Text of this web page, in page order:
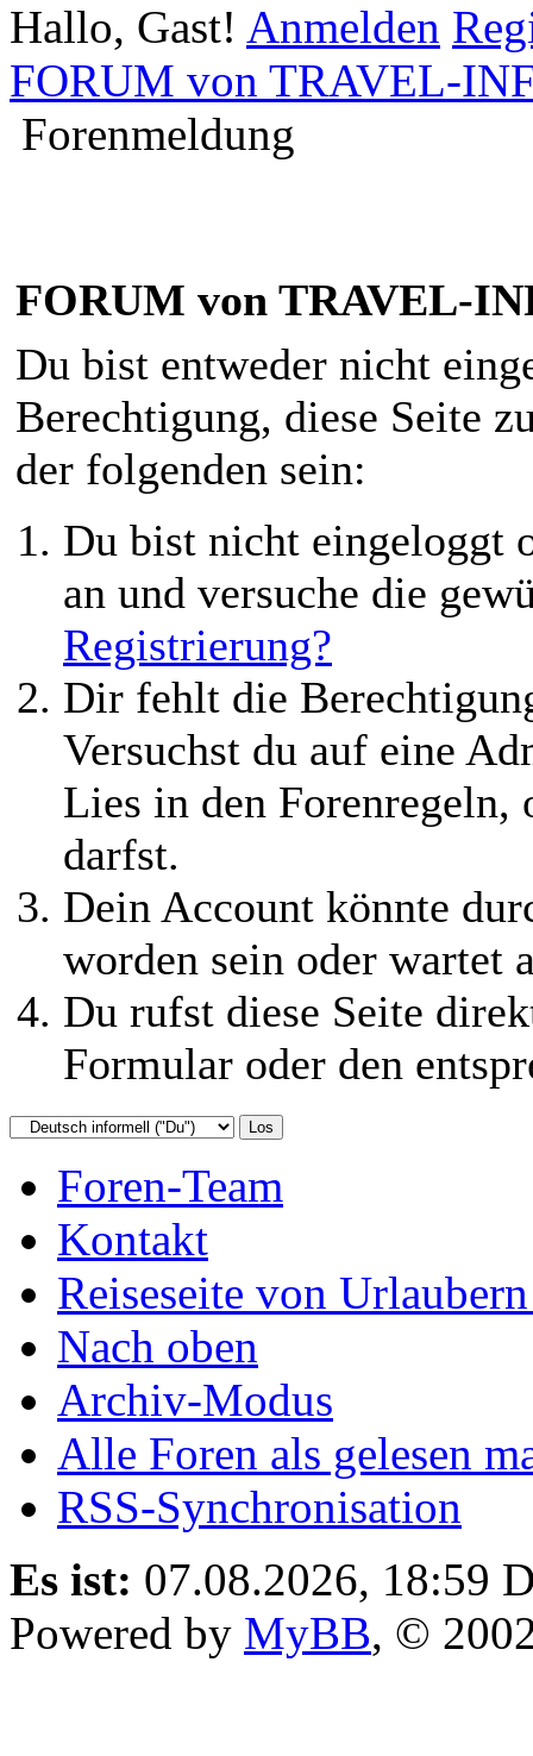
Hallo, Gast! Anmelden
FORUM von TRAVEL-
Forenmeldung
FORUM von TRAVEL-
Du bist entweder nicht
Berechtigung, diese Seite
der folgenden sein:
Du bist nicht eingeloggt
an und versuche die
Registrierung?
Dir fehlt die
Versuchst du auf eine
Lies in den Forenregeln,
darfst.
Dein Account könnte
worden sein oder wartet
Du rufst diese Seite
Formular oder den
Foren-Team
Kontakt
Reiseseite von
Nach oben
Archiv-Modus
Alle Foren als gelesen
RSS-Synchronisation
Es ist: 07.08.2026, 18:59
Powered by MyBB, ©